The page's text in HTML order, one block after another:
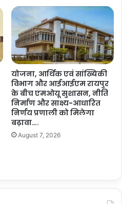
योजना, आर्थिक एवं सांख्यिकी
विभाग और आईआईएम रायपुर
के बीच एमओयू सुशासन, नीति
निर्माण और साक्ष्य-आधारित
निर्णय प्रणाली को मिलेगा
बढ़ावा….
August 7, 2026